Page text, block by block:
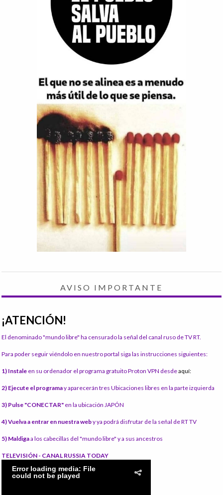
AVISO IMPORTANTE
¡ATENCIÓN!
El denominado "mundo libre" ha censurado la señal del canal ruso de TV RT.
Para poder seguir viéndolo en nuestro portal siga las instrucciones siguientes:
1) Instale en su ordenador el programa gratuito Proton VPN desdeaquí:
2) Ejecute el programay aparecerán tres Ubicaciones libres en la parte izquierda
3) Pulse "CONECTAR" en la ubicación JAPÓN
4) Vuelva a entrar en nuestra weby ya podrá disfrutar de la señal de RT TV
5) Maldigaa los cabecillas del "mundo libre" y a sus ancestros
TELEVISIÓN - CANAL RUSSIA TODAY